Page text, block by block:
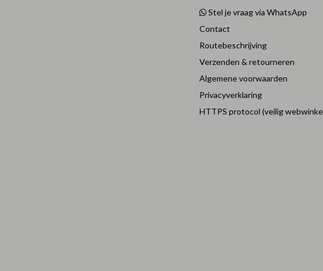
Stel je vraag via WhatsApp
Contact
Routebeschrijving
Verzenden & retourneren
Algemene voorwaarden
Privacyverklaring
HTTPS protocol (veilig